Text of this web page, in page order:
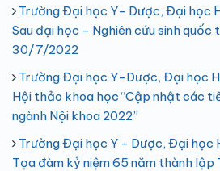
Trường Đại học Y- Dược, Đại học
Sau đại học - Nghiên cứu sinh quốc
30/7/2022
Trường Đại học Y-Dược, Đại học
Hội thảo khoa học “Cập nhật các
ngành Nội khoa 2022”
Trường Đại học Y - Dược, Đại học
Tọa đàm kỷ niệm 65 năm thành lập